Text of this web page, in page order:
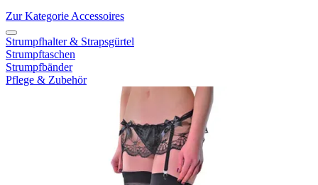
Zur Kategorie Accessoires
Strumpfhalter & Strapsgürtel
Strumpftaschen
Strumpfbänder
Pflege & Zubehör